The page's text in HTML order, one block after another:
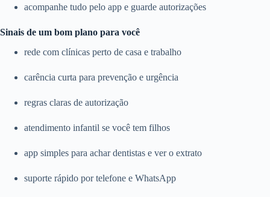
acompanhe tudo pelo app e guarde autorizações
Sinais de um bom plano para você
rede com clínicas perto de casa e trabalho
carência curta para prevenção e urgência
regras claras de autorização
atendimento infantil se você tem filhos
app simples para achar dentistas e ver o extrato
suporte rápido por telefone e WhatsApp